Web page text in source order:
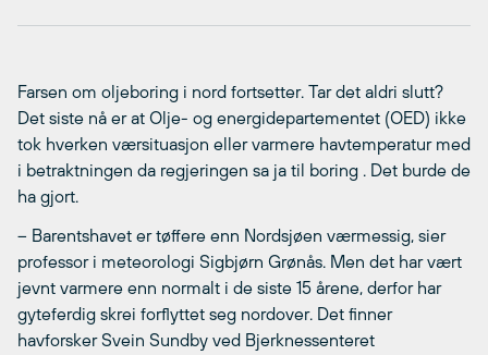
Farsen om oljeboring i nord fortsetter. Tar det aldri slutt?
Det siste nå er at Olje- og energidepartementet (OED) ikke
tok hverken værsituasjon eller varmere havtemperatur med
i betraktningen da regjeringen sa ja til boring . Det burde de
ha gjort.
– Barentshavet er tøffere enn Nordsjøen værmessig, sier
professor i meteorologi Sigbjørn Grønås. Men det har vært
jevnt varmere enn normalt i de siste 15 årene, derfor har
gyteferdig skrei forflyttet seg nordover. Det finner
havforsker Svein Sundby ved Bjerknessenteret